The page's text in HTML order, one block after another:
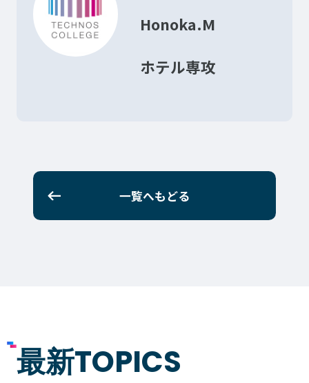
Honoka.M
ホテル専攻
一覧へもどる
最新TOPICS